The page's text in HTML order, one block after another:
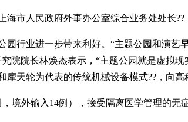
民政府外事办公室综合业务处处长??，
进一步带来利好。“主题公园和演艺早
院院长林焕杰表示，“主题公园就是虚拟
天轮为代表的传统机械设备模式??，向
入14例），接受隔离医学管理的无症